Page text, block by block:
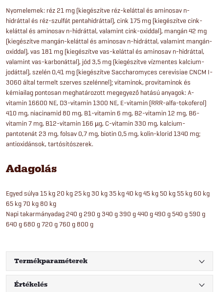
Nyomelemek: réz 21 mg (kiegészítve réz-keláttal és aminosav n-
hidráttal és réz-szulfát pentahidráttal), cink 175 mg (kiegészítve cink-
keláttal és aminosav n-hidráttal, valamint cink-oxiddal), mangán 42 mg
(kiegészítve mangán-keláttal és aminosav n-hidráttal, valamint mangán-
oxiddal), vas 181 mg (kiegészítve vas-keláttal és aminosav n-hidráttal,
valamint vas-karbonáttal), jód 3,5 mg (kiegészítve vízmentes kalcium-
jodáttal), szelén 0,41 mg (kiegészítve Saccharomyces cerevisiae CNCM I-
3060 által termelt szerves szelénnel); vitaminok, provitaminok és
kémiailag pontosan meghatározott megegyező hatású anyagok: A-
vitamin 16600 NE, D3-vitamin 1300 NE, E-vitamin (RRR-alfa-tokoferol)
410 mg, niacinamid 80 mg, B1-vitamin 6 mg, B2-vitamin 12 mg, B6-
vitamin 7 mg, B12-vitamin 166 µg, C-vitamin 330 mg, kalcium-
pantotenát 23 mg, folsav 0,7 mg, biotin 0,5 mg, kolin-klorid 1340 mg;
antioxidánsok, tartósítószerek.
Adagolás
Egyed súlya 15 kg 20 kg 25 kg 30 kg 35 kg 40 kg 45 kg 50 kg 55 kg 60 kg
65 kg 70 kg 80 kg
Napi takarmányadag 240 g 290 g 340 g 390 g 440 g 490 g 540 g 590 g
640 g 680 g 720 g 760 g 800 g
Termékparaméterek
Értékelés